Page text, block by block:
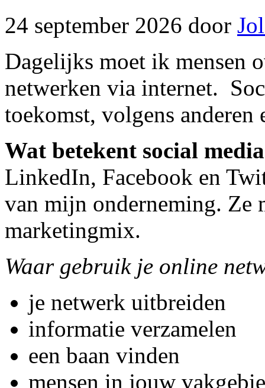
24 september 2026 door
Dagelijks moet ik mensen
netwerken via internet.
toekomst, volgens anderen
Wat betekent social
LinkedIn, Facebook en
van mijn onderneming. Ze
marketingmix.
Waar gebruik je online
je netwerk uitbreiden
informatie verzamelen
een baan vinden
mensen in jouw